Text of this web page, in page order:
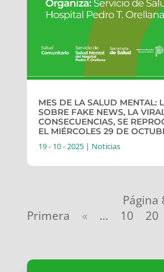
MES DE LA SALUD MENTAL:
SOBRE FAKE NEWS, LA
CONSECUENCIAS, SE
EL MIÉRCOLES 29 DE
19 - 10 - 2025| Noticias
Página
Primera
« ... 10 20